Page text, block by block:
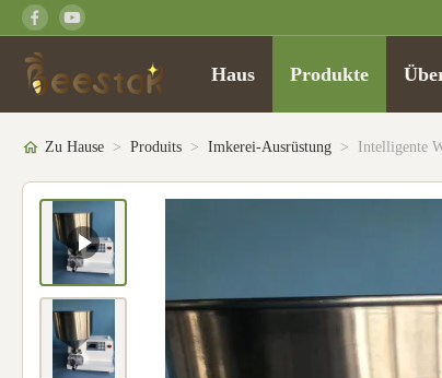
Haus Produkte
Zu Hause > Produits > Imkerei-Ausrüstung > Intelligente